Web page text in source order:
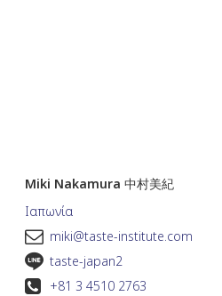
Miki Nakamura 中村美紀
Ιαπωνία
miki@taste-institute.com
taste-japan2
+81 3 4510 2763